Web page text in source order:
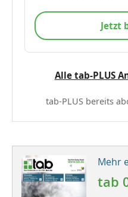
Jetzt
Alle tab-PLUS
tab-PLUS bereits
Mehr
tab